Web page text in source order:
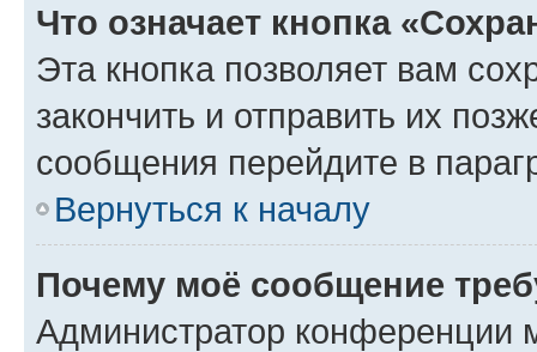
Что означает кнопка
Эта кнопка позволяет вам
закончить и отправить их
сообщения перейдите в
Вернуться к началу
Почему моё сообщение
Администратор конференции